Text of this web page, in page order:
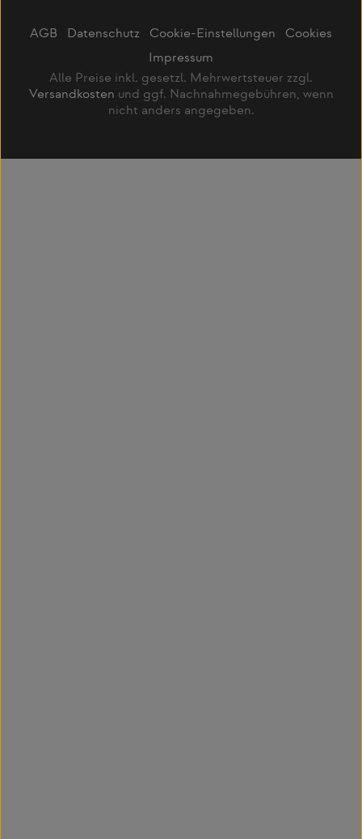
AGB Datenschutz Cookie-Einstellungen
Cookies
Impressum
Alle Preise inkl. gesetzl. Mehrwertsteuer zzgl.
Versandkosten und ggf. Nachnahmegebühren, wenn
nicht anders angegeben.